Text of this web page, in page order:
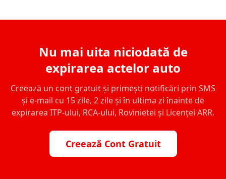
Nu mai uita niciodată de
expirarea actelor auto
Creează un cont gratuit și primești notificări prin SMS
și e-mail cu 15 zile, 2 zile și în ultima zi înainte de
expirarea ITP-ului, RCA-ului, Rovinietei și Licenței ARR.
Creează Cont Gratuit